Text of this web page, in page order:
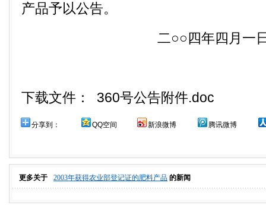
产品予以公告。
二○○四年四月一
下载文件： 360号公告附件.doc
分享到： QQ空间 新浪微博 腾讯微博
更多关于 2003年获得农业部登记证的肥料产品 的新闻